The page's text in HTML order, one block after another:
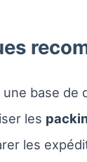
base de
les
les